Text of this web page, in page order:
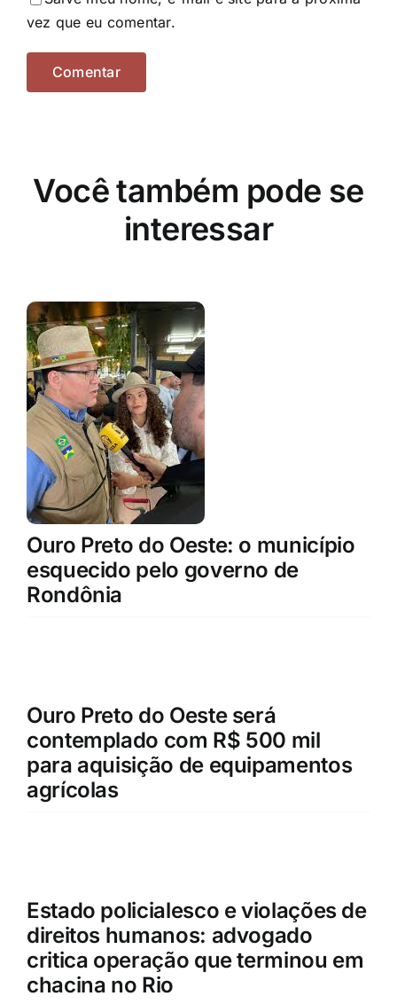
vez que eu comentar.
Você também pode se
interessar
Ouro Preto do Oeste: o município
esquecido pelo governo de
Rondônia
Ouro Preto do Oeste será
contemplado com R$ 500 mil
para aquisição de equipamentos
agrícolas
Estado policialesco e violações de
direitos humanos: advogado
critica operação que terminou em
chacina no Rio